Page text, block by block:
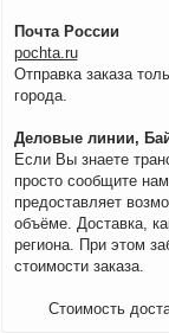
Почта России
pochta.ru
Отправка заказа
города.
Деловые линии,
Если Вы знаете
просто сообщите
предоставляет
объёме. Доставка,
региона. При этом
стоимости заказа.
Стоимость